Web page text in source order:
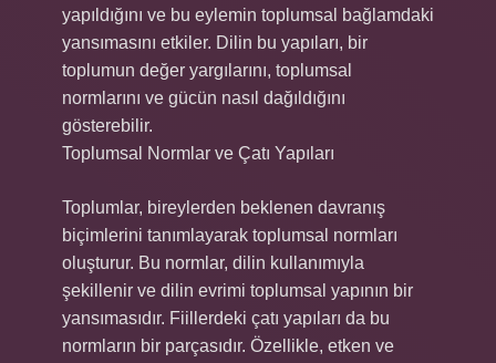
yapıldığını ve bu eylemin toplumsal bağlamdaki
yansımasını etkiler. Dilin bu yapıları, bir
toplumun değer yargılarını, toplumsal
normlarını ve gücün nasıl dağıldığını
gösterebilir.
Toplumsal Normlar ve Çatı Yapıları
Toplumlar, bireylerden beklenen davranış
biçimlerini tanımlayarak toplumsal normları
oluşturur. Bu normlar, dilin kullanımıyla
şekillenir ve dilin evrimi toplumsal yapının bir
yansımasıdır. Fiillerdeki çatı yapıları da bu
normların bir parçasıdır. Özellikle, etken ve